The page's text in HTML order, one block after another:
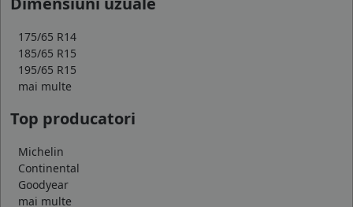
175/65 R14
185/65 R15
195/65 R15
mai multe
Top producatori
Michelin
Continental
Goodyear
mai multe